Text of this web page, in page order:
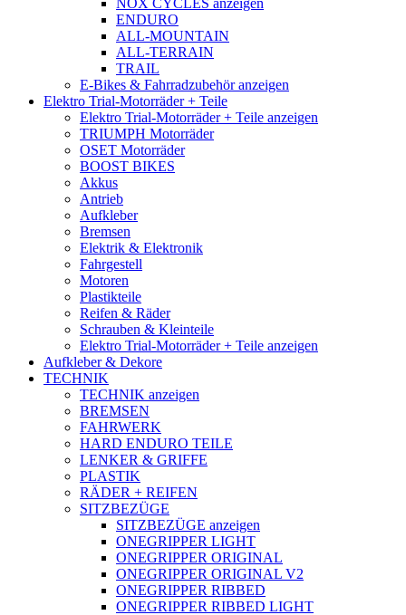
NOX CYCLES anzeigen
ENDURO
ALL-MOUNTAIN
ALL-TERRAIN
TRAIL
E-Bikes & Fahrradzubehör anzeigen
Elektro Trial-Motorräder + Teile
Elektro Trial-Motorräder + Teile anzeigen
TRIUMPH Motorräder
OSET Motorräder
BOOST BIKES
Akkus
Antrieb
Aufkleber
Bremsen
Elektrik & Elektronik
Fahrgestell
Motoren
Plastikteile
Reifen & Räder
Schrauben & Kleinteile
Elektro Trial-Motorräder + Teile anzeigen
Aufkleber & Dekore
TECHNIK
TECHNIK anzeigen
BREMSEN
FAHRWERK
HARD ENDURO TEILE
LENKER & GRIFFE
PLASTIK
RÄDER + REIFEN
SITZBEZÜGE
SITZBEZÜGE anzeigen
ONEGRIPPER LIGHT
ONEGRIPPER ORIGINAL
ONEGRIPPER ORIGINAL V2
ONEGRIPPER RIBBED
ONEGRIPPER RIBBED LIGHT